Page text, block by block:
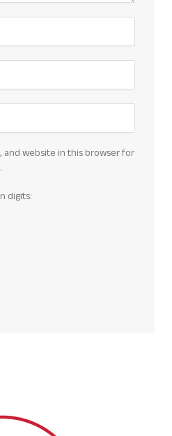
and website in this browser for
digits: